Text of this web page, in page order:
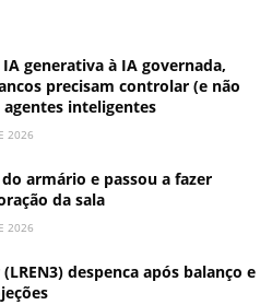
IA generativa à IA governada,
precisam controlar (e não
agentes inteligentes
2026
armário e passou a fazer
da sala
2026
despenca após balanço e